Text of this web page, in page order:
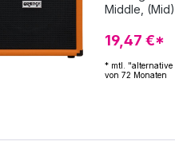
"(35,56 cm)
16.5 "(41,91
18.5 "(46.99
Gewicht: 9,97 kg Speaker:
12 "Special
Impedanz: 8 Ohm
Wirtschaft
Vintage (P /
Middle,
Stimmgerät:
Holz
Port
in Anlehnung
Signalweg,
definierter
für Ipod/
19,47 €*
* mtl. "alternative
von 72 Monaten